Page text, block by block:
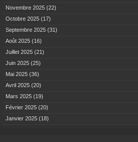
Novembre 2025 (22)
Octobre 2025 (17)
Septembre 2025 (31)
Août 2025 (16)
Juillet 2025 (21)
Juin 2025 (25)
Mai 2025 (36)
Avril 2025 (20)
Mars 2025 (19)
Février 2025 (20)
Janvier 2025 (18)